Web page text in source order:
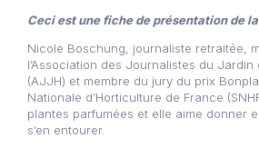
Ceci est une fiche de présentation de
Nicole Boschung, journaliste retraitée,
l’Association des Journalistes du Jardin
(AJJH) et membre du jury du prix
Nationale d’Horticulture de France
plantes parfumées et elle aime donner
s’en entourer.